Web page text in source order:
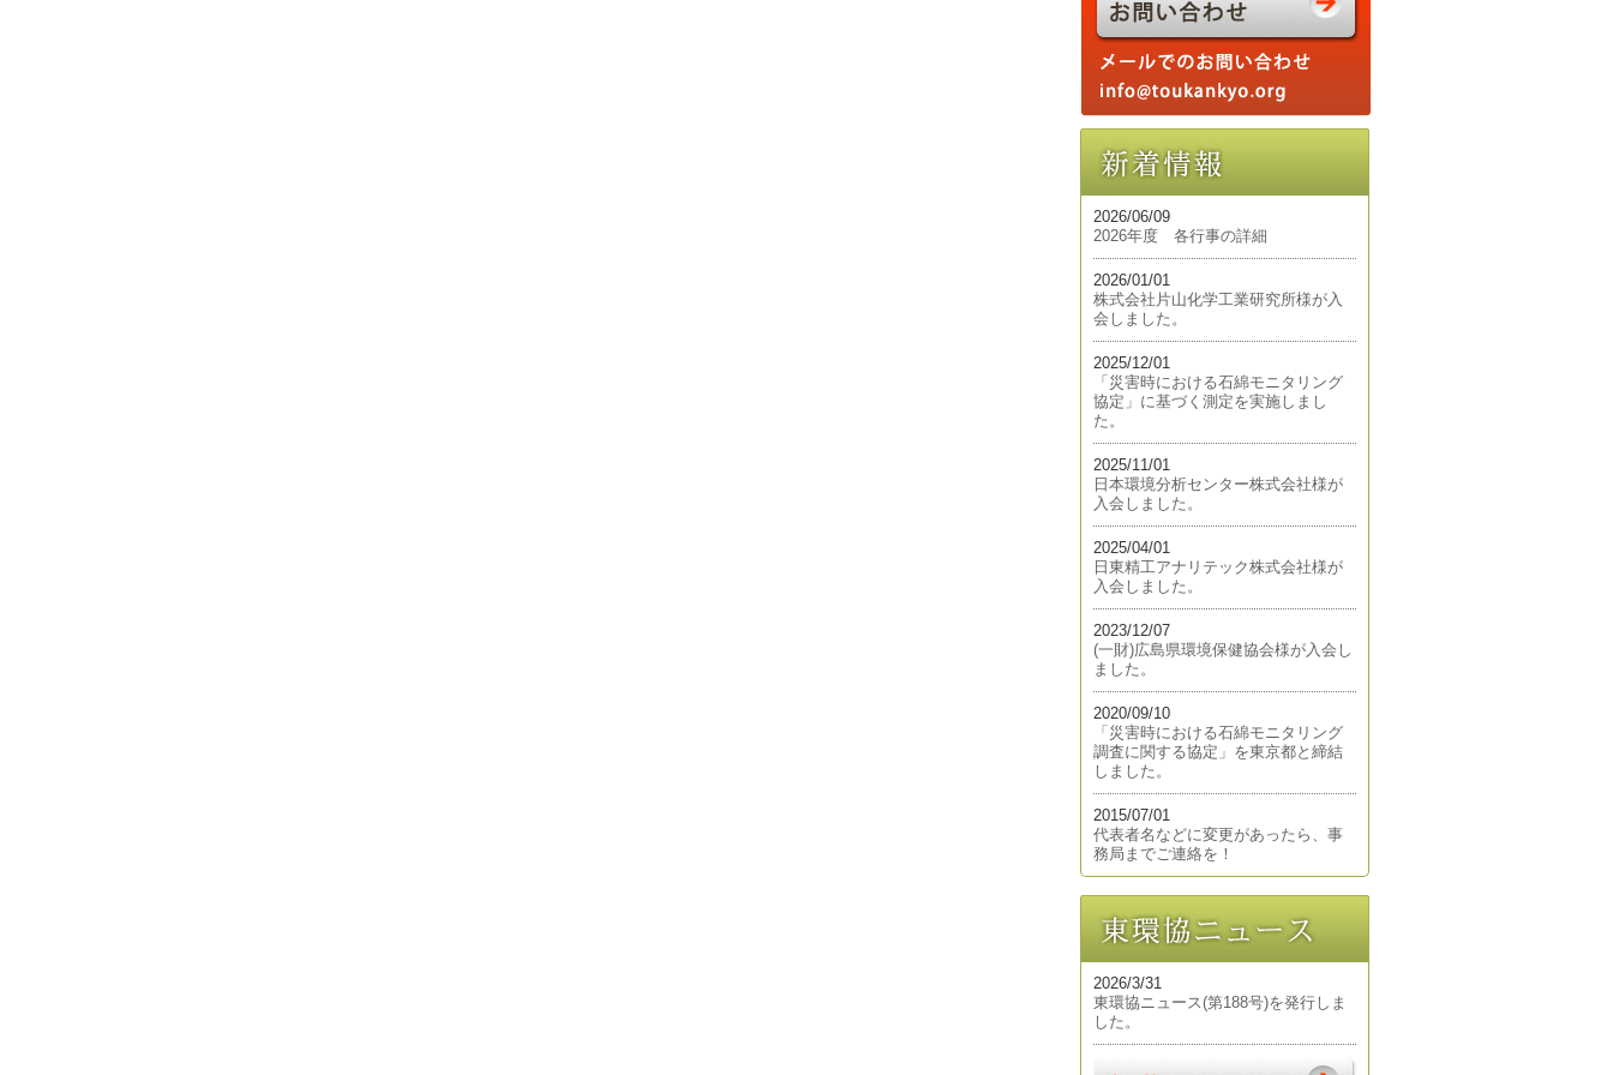
2026/06/09
2026年度 各行事の詳細
2026/01/01
株式会社片山化学工業研究所様が入
会しました。
2025/12/01
「災害時における石綿モニタリング
協定」に基づく測定を実施しまし
た。
2025/11/01
日本環境分析センター株式会社様が
入会しました。
2025/04/01
日東精工アナリテック株式会社様が
入会しました。
2023/12/07
(一財)広島県環境保健協会様が入会し
ました。
2020/09/10
「災害時における石綿モニタリング
調査に関する協定」を東京都と締結
しました。
2015/07/01
代表者名などに変更があったら、事
務局までご連絡を！
2026/3/31
東環協ニュース(第188号)を発行しま
した。